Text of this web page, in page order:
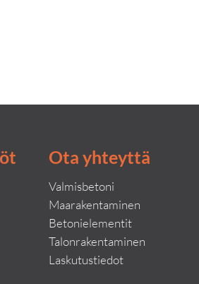
Ota yhteyttä
Valmisbetoni
Maarakentaminen
Betonielementit
Talonrakentaminen
Laskutustiedot